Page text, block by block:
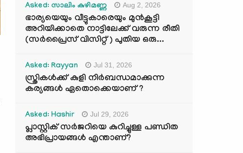
Asked: സാലിം കുഴിമണ്ണ Aug 2, 2026
ഭാര്യയെയും വീട്ടുകാരെയും മുൻകൂട്ടി
അറിയിക്കാതെ നാട്ടിലേക്ക് വരുന്ന രീതി
(സർപ്രൈസ് വിസിറ്റ് ) പുതിയ ഒരു...
Asked: Rayyan Jul 31, 2026
സ്ത്രികൾക്ക് കുളി നിർബന്ധമാക്കുന്ന
കര്യങ്ങൾ ഏതൊക്കെയാണ് ?
Asked: Hashir Jul 29, 2026
പ്ലാസ്റ്റിക് സർജറിയെ കുറിച്ചുള്ള പണ്ഡിത
അഭിപ്രായങ്ങൾ എന്താണ്?